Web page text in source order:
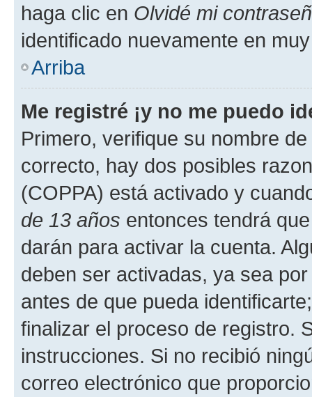
haga clic en Olvidé mi
identificado nuevamente en
Arriba
Me registré ¡y no me puedo
Primero, verifique su nombre
correcto, hay dos posibles
(COPPA) está activado y
de 13 años entonces tendrá
darán para activar la cuenta.
deben ser activadas, ya sea
antes de que pueda
finalizar el proceso de registro.
instrucciones. Si no recibió
correo electrónico que